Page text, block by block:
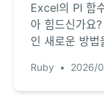
Excel의 PI 함
아 힘드신가요
인 새로운 방
보세요.
Ruby • 2026/